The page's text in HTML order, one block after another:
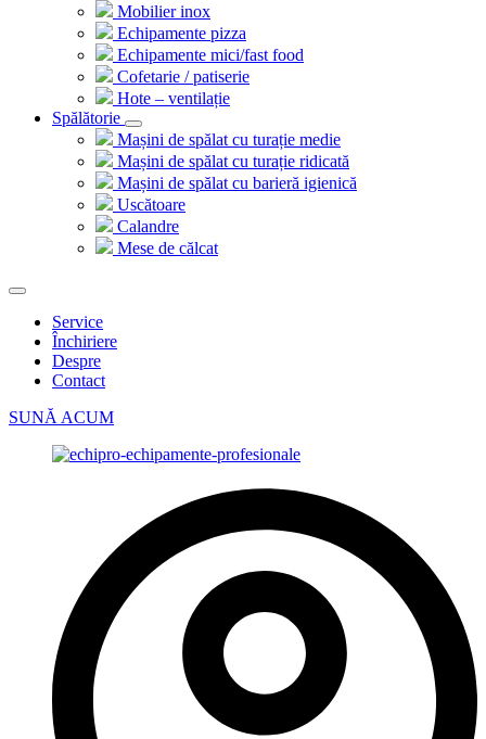
Mobilier inox
Echipamente pizza
Echipamente mici/fast food
Cofetarie / patiserie
Hote – ventilație
Spălătorie
Mașini de spălat cu turație medie
Mașini de spălat cu turație ridicată
Mașini de spălat cu barieră igienică
Uscătoare
Calandre
Mese de călcat
Service
Închiriere
Despre
Contact
SUNĂ ACUM